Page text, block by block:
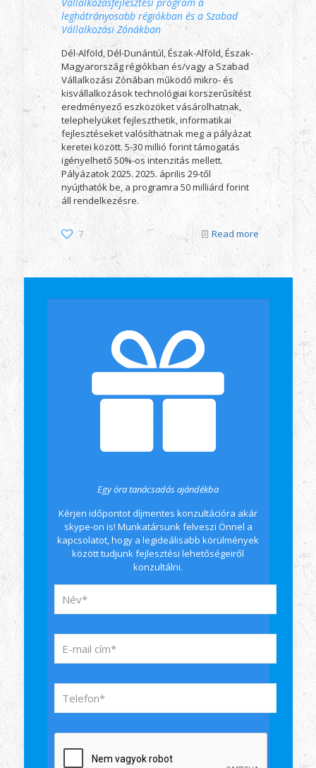
Vállalkozásfejlesztési program a
leghátrányosabb régiókban és a Szabad
Vállalkozási Zónákban
Dél-Alföld, Dél-Dunántúl, Észak-Alföld, Észak-
Magyarország régiókban és/vagy a Szabad
Vállalkozási Zónában működő mikro- és
kisvállalkozások technológiai korszerűsítést
eredményező eszközöket vásárolhatnak,
telephelyüket fejleszthetik, informatikai
fejlesztéseket valósíthatnak meg a pályázat
keretei között. 5-30 millió forint támogatás
igényelhető 50%-os intenzitás mellett.
Pályázatok 2025. 2025. április 29-től
nyújthatók be, a programra 50 milliárd forint
áll rendelkezésre.
7 Read more
Egy óra tanácsadás ajándékba
Kérjen időpontot díjmentes konzultációra akár
skype-on is! Munkatársunk felveszi Önnel a
kapcsolatot, hogy a legideálisabb körülmények
között tudjunk fejlesztési lehetőségeiről
konzultálni.